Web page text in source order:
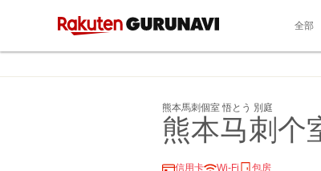
全部
熊本馬刺個室 悟とう 別庭
熊本马刺个
信用卡 Wi-Fi 包房